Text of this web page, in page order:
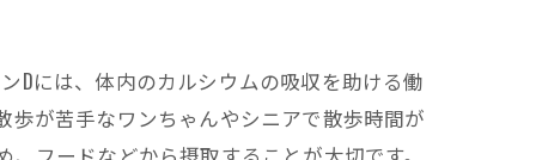
Dには、体内のカルシウムの吸収を助ける働
が苦手なワンちゃんやシニアで散歩時間が